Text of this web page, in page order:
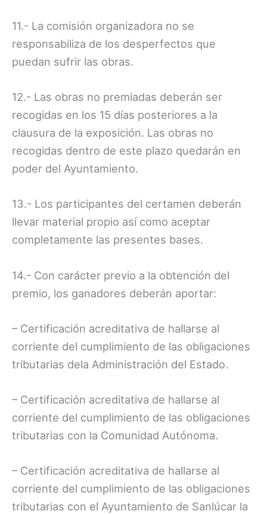
11.- La comisión organizadora no se
responsabiliza de los desperfectos que
puedan sufrir las obras.
12.- Las obras no premiadas deberán ser
recogidas en los 15 días posteriores a la
clausura de la exposición. Las obras no
recogidas dentro de este plazo quedarán en
poder del Ayuntamiento.
13.- Los participantes del certamen deberán
llevar material propio así como aceptar
completamente las presentes bases.
14.- Con carácter previo a la obtención del
premio, los ganadores deberán aportar:
– Certificación acreditativa de hallarse al
corriente del cumplimiento de las obligaciones
tributarias dela Administración del Estado.
– Certificación acreditativa de hallarse al
corriente del cumplimiento de las obligaciones
tributarias con la Comunidad Autónoma.
– Certificación acreditativa de hallarse al
corriente del cumplimiento de las obligaciones
tributarias con el Ayuntamiento de Sanlúcar la